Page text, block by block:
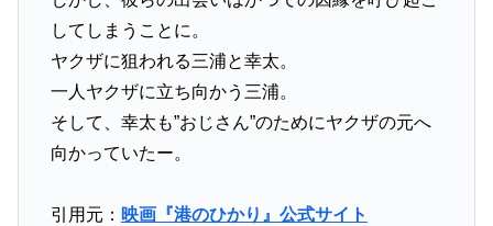
してしまうことに。
ヤクザに狙われる三浦と幸太。
一人ヤクザに立ち向かう三浦。
そして、幸太も”おじさん”のためにヤクザの元へ
向かっていたー。
引用元： 映画『港のひかり』公式サイト